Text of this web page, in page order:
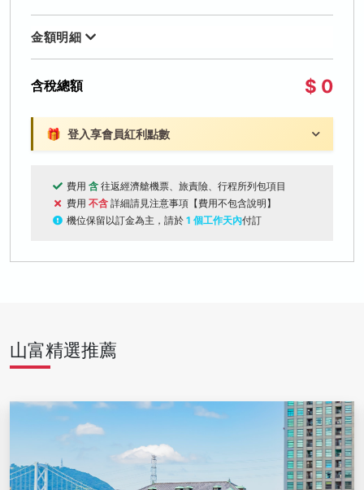
金額明細
含稅總額 $ 0
🎁 登入享會員紅利點數
費用 含 往返經濟艙機票、旅責險、行程所列包項目
費用 不含 詳細請見注意事項【費用不包含說明】
機位保留以訂金為主，請於 1 個工作天內付訂
山富精選推薦